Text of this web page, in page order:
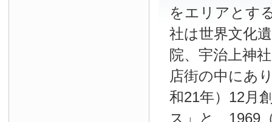
をエリアとす
社は世界文化
院、宇治上神
店街の中にあ
和21年）12月
ス」と、1969